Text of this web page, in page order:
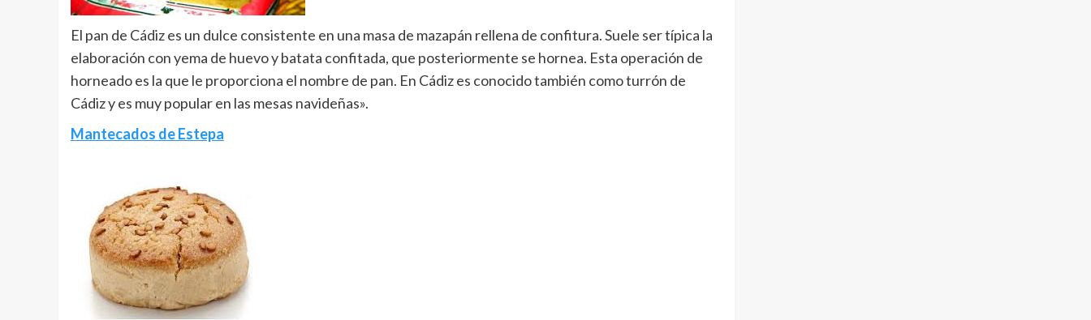
El pan de Cádiz es un dulce consistente en una masa de mazapán rellena de confitura. Suele ser típica la
elaboración con yema de huevo y batata confitada, que posteriormente se hornea. Esta operación de
horneado es la que le proporciona el nombre de pan. En Cádiz es conocido también como turrón de
Cádiz y es muy popular en las mesas navideñas».
Mantecados de Estepa